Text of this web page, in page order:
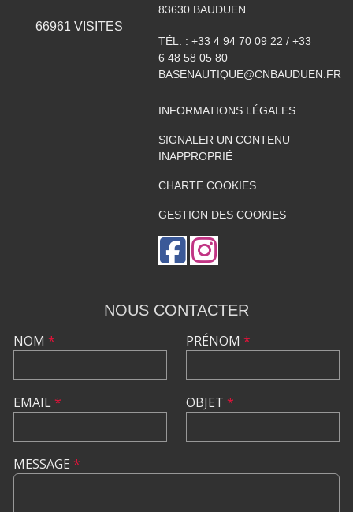
66961 VISITES
83630 BAUDUEN
TÉL. : +33 4 94 70 09 22 / +33
6 48 58 05 80
BASENAUTIQUE@CNBAUDUEN.FR
INFORMATIONS LÉGALES
SIGNALER UN CONTENU
INAPPROPRIÉ
CHARTE COOKIES
GESTION DES COOKIES
NOUS CONTACTER
NOM *
EMAIL*
PRÉNOM *
OBJET *
MESSAGE *